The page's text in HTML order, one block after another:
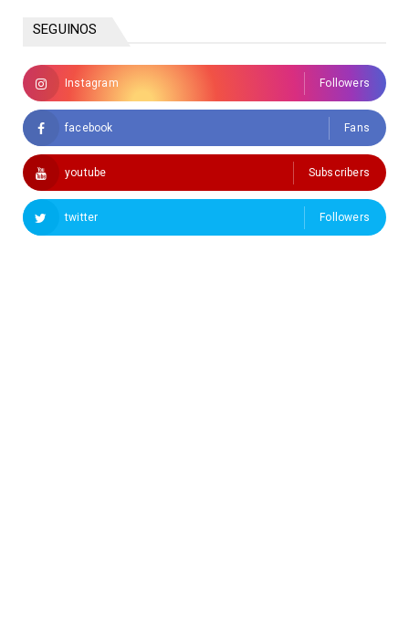
SEGUINOS
Instagram Followers
facebook Fans
youtube Subscribers
twitter Followers